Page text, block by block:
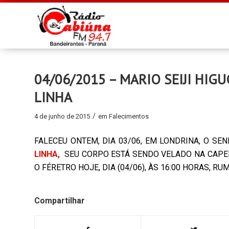
04/06/2015 – MARIO SEIJI
LINHA
4 de junho de 2015 / em Falecimentos
FALECEU ONTEM, DIA 03/06, EM LONDRINA, O
LINHA,SEU CORPO ESTÁ SENDO VELADO NA
O FÉRETRO HOJE, DIA (04/06), ÀS 16:00 HORAS,
Compartilhar